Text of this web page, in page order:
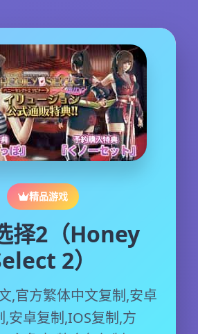
精品游戏
择2（Honey
2）
,官方繁体中文复制,安卓
,安卓复制,IOS复制,方